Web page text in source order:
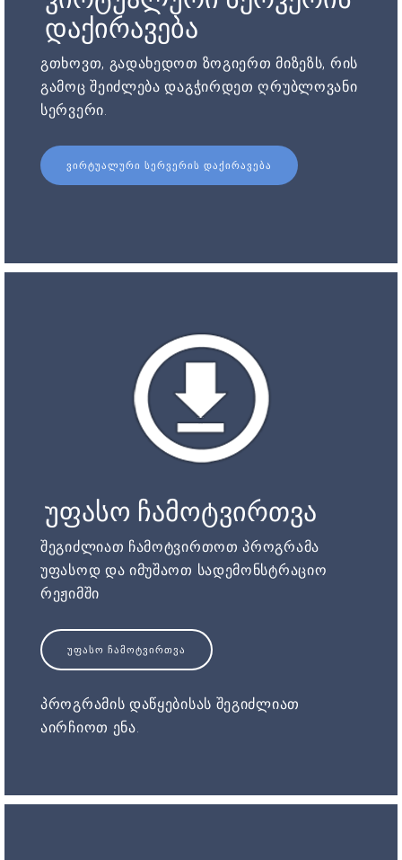
დაქირავება
გთხოვთ, გადახედოთ ზოგიერთ მიზეზს, რის
გამოც შეიძლება დაგჭირდეთ ღრუბლოვანი
სერვერი.
ᲕᲘᲠᲢᲣᲐᲚᲣᲠᲘ ᲡᲔᲠᲕᲔᲠᲘᲡ ᲓᲐᲥᲘᲠᲐᲕᲔᲑᲐ
უფასო ჩამოტვირთვა
შეგიძლიათ ჩამოტვირთოთ პროგრამა
უფასოდ და იმუშაოთ სადემონსტრაციო
რეჟიმში
ᲣᲤᲐᲡᲝ ᲩᲐᲛᲝᲢᲕᲘᲠᲗᲕᲐ
პროგრამის დაწყებისას შეგიძლიათ
აირჩიოთ ენა.